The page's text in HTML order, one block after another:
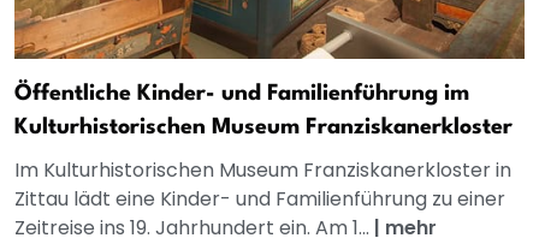
Öffentliche Kinder- und Familienführung im
Kulturhistorischen Museum Franziskanerkloster
Im Kulturhistorischen Museum Franziskanerkloster in
Zittau lädt eine Kinder- und Familienführung zu einer
Zeitreise ins 19. Jahrhundert ein. Am 1... | mehr